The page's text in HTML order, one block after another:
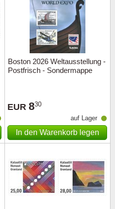
Boston 2026 Weltausstellung -
Postfrisch - Sondermappe
EUR 830
auf Lager
In den Warenkorb legen